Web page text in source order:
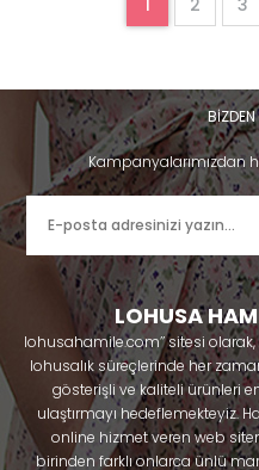
1 2 3
BİZDEN
Kampanyalarımızdan
LOHUSA
lohusahamile.com’’ sitesi
lohusalık süreçlerinde her
gösterişli ve kaliteli ürünleri
ulaştırmayı hedeflemekteyiz.
online hizmet veren web
birinden farklı onlarca ünlü